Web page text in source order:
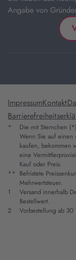
Angabe von
ImpressumKontakt
*
Die mit Sternchen
Wenn Sie auf einen
kaufen, bekommen
eine
Kauf oder Preis.
** Befristete
Mehrwertsteuer.
1
Versand innerhalb
Bestellwert.
2
Vorbestellung ab 30